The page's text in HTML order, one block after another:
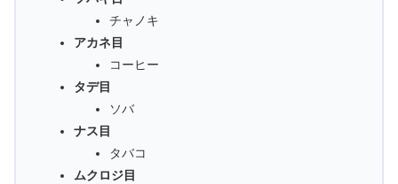
チャノキ
アカネ目
コーヒー
タデ目
ソバ
ナス目
タバコ
ムクロジ目